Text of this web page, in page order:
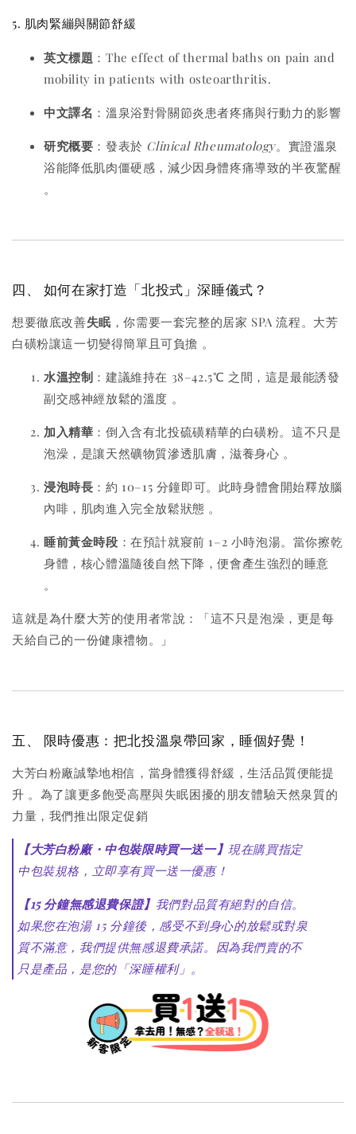
5. 肌肉緊繃與關節舒緩
英文標題 ：The effect of thermal baths on pain and
mobility in patients with osteoarthritis.
中文譯名 ：溫泉浴對骨關節炎患者疼痛與行動力的影響
研究概要 ：發表於 Clinical Rheumatology。實證溫泉
浴能降低肌肉僵硬感，減少因身體疼痛導致的半夜驚醒
。
四、 如何在家打造「北投式」深睡儀式？
想要徹底改善失眠，你需要一套完整的居家 SPA 流程。大芳
白磺粉讓這一切變得簡單且可負擔 。
水溫控制 ：建議維持在 38–42.5℃ 之間，這是最能誘發
副交感神經放鬆的溫度 。
加入精華 ：倒入含有北投硫磺精華的白磺粉。這不只是
泡澡，是讓天然礦物質滲透肌膚，滋養身心 。
浸泡時長 ：約 10–15 分鐘即可。此時身體會開始釋放腦
內啡，肌肉進入完全放鬆狀態 。
睡前黃金時段 ：在預計就寢前 1–2 小時泡湯。當你擦乾
身體，核心體溫隨後自然下降，便會產生強烈的睡意
。
這就是為什麼大芳的使用者常說：「這不只是泡澡，更是每
天給自己的一份健康禮物。」
五、 限時優惠：把北投溫泉帶回家，睡個好覺！
大芳白粉廠誠摯地相信，當身體獲得舒緩，生活品質便能提
升 。為了讓更多飽受高壓與失眠困擾的朋友體驗天然泉質的
力量，我們推出限定促銷
【大芳白粉廠・中包裝限時買一送一】現在購買指定
中包裝規格，立即享有買一送一優惠！
【15 分鐘無感退費保證】 我們對品質有絕對的自信。
如果您在泡湯 15 分鐘後，感受不到身心的放鬆或對泉
質不滿意，我們提供無感退費承諾。因為我們賣的不
只是產品，是您的「深睡權利」。